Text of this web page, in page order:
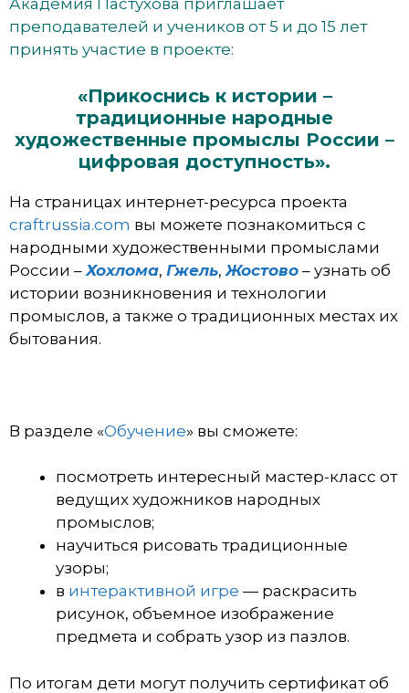
Академия Пастухова приглашает
преподавателей и учеников от 5 и до 15 лет
принять участие в проекте:
«Прикоснись к истории –
традиционные народные
художественные промыслы России –
цифровая доступность».
На страницах интернет-ресурса проекта
craftrussia.com вы можете познакомиться с
народными художественными промыслами
России – Хохлома, Гжель, Жостово – узнать об
истории возникновения и технологии
промыслов, а также о традиционных местах их
бытования.
В разделе «Обучение» вы сможете:
посмотреть интересный мастер-класс от
ведущих художников народных
промыслов;
научиться рисовать традиционные
узоры;
в интерактивной игре — раскрасить
рисунок, объемное изображение
предмета и собрать узор из пазлов.
По итогам дети могут получить сертификат об